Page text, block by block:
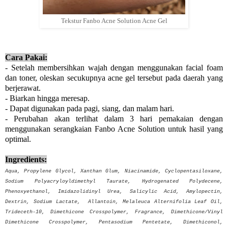
Tekstur Fanbo Acne Solution Acne Gel
Cara Pakai:
- Setelah membersihkan wajah dengan menggunakan facial foam
dan toner, oleskan secukupnya acne gel tersebut pada daerah yang
berjerawat.
- Biarkan hingga meresap.
- Dapat digunakan pada pagi, siang, dan malam hari.
- Perubahan akan terlihat dalam 3 hari pemakaian dengan
menggunakan serangkaian Fanbo Acne Solution untuk hasil yang
optimal.
Ingredients:
Aqua, Propylene Glycol, Xanthan Glum, Niacinamide, Cyclopentasiloxane,
Sodium Polyacryloyldimethyl Taurate, Hydrogenated Polydecene,
Phenoxyethanol, Imidazolidinyl Urea, Salicylic Acid, Amylopectin,
Dextrin, Sodium Lactate, Allantoin, Melaleuca Alternifolia Leaf Oil,
Trideceth-10, Dimethicone Crosspolymer, Fragrance, Dimethicone/Vinyl
Dimethicone Crosspolymer, Pentasodium Pentetate, Dimethiconol,